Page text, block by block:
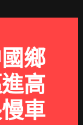
鄉
高
車